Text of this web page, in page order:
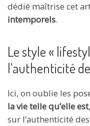
dédié maîtrise cet
intemporels.
Le style «
l’authenticité
Ici, on oublie les
la vie telle qu’elle est
sur l’authenticité